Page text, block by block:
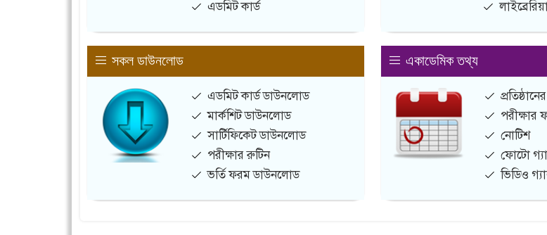
এডমিট কার্ড
সকল ডাউনলোড
এডমিট কার্ড ডাউনলোড
মার্কশিট ডাউনলোড
সার্টিফিকেট ডাউনলোড
পরীক্ষার রুটিন
ভর্তি ফরম ডাউনলোড
একাডেমিক তথ্য
পরীক্ষার
নোটিশ
ফোটো
ভিডিও